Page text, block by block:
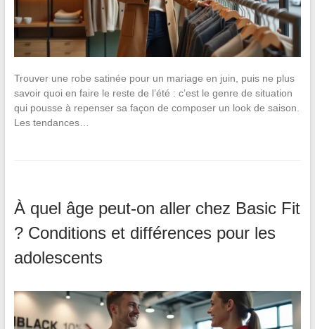
Trouver une robe satinée pour un mariage en juin, puis ne plus
savoir quoi en faire le reste de l’été : c’est le genre de situation
qui pousse à repenser sa façon de composer un look de saison.
Les tendances…
À quel âge peut-on aller chez Basic Fit
? Conditions et différences pour les
adolescents